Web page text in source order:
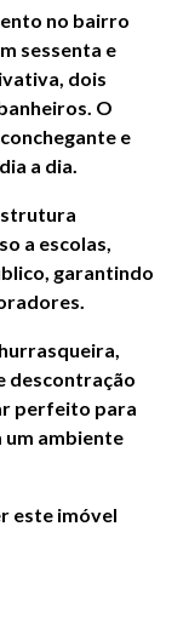
no bairro
sessenta e
dois
O
e
a dia.
a escolas,
garantindo
descontração
perfeito para
um ambiente
este imóvel